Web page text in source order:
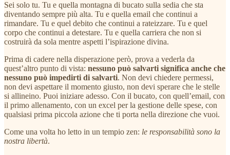
Sei solo tu. Tu e quella montagna di bucato sulla sedia che sta
diventando sempre più alta. Tu e quella email che continui a
rimandare. Tu e quel debito che continui a rateizzare. Tu e quel
corpo che continui a detestare. Tu e quella carriera che non si
costruirà da sola mentre aspetti l’ispirazione divina.
Prima di cadere nella disperazione però, prova a vederla da
quest’altro punto di vista: nessuno può salvarti significa anche che
nessuno può impedirti di salvarti. Non devi chiedere permessi,
non devi aspettare il momento giusto, non devi sperare che le stelle
si allineino. Puoi iniziare adesso. Con il bucato, con quell’email, con
il primo allenamento, con un excel per la gestione delle spese, con
qualsiasi prima piccola azione che ti porta nella direzione che vuoi.
Come una volta ho letto in un tempio zen: le responsabilità sono la
nostra libertà.